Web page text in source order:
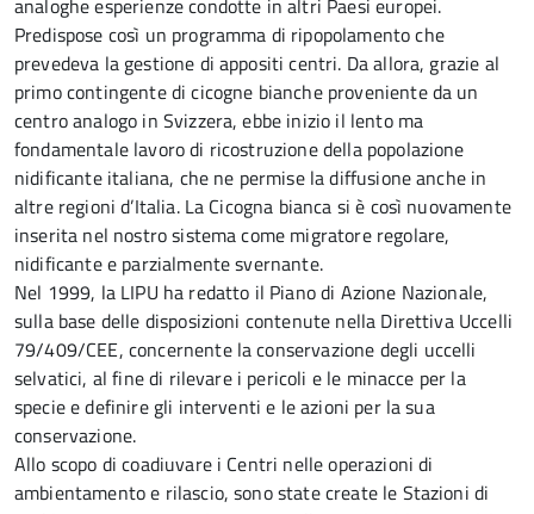
analoghe esperienze condotte in altri Paesi europei.
Predispose così un programma di ripopolamento che
prevedeva la gestione di appositi centri. Da allora, grazie al
primo contingente di cicogne bianche proveniente da un
centro analogo in Svizzera, ebbe inizio il lento ma
fondamentale lavoro di ricostruzione della popolazione
nidificante italiana, che ne permise la diffusione anche in
altre regioni d’Italia. La Cicogna bianca si è così nuovamente
inserita nel nostro sistema come migratore regolare,
nidificante e parzialmente svernante.
Nel 1999, la LIPU ha redatto il Piano di Azione Nazionale,
sulla base delle disposizioni contenute nella Direttiva Uccelli
79/409/CEE, concernente la conservazione degli uccelli
selvatici, al fine di rilevare i pericoli e le minacce per la
specie e definire gli interventi e le azioni per la sua
conservazione.
Allo scopo di coadiuvare i Centri nelle operazioni di
ambientamento e rilascio, sono state create le Stazioni di